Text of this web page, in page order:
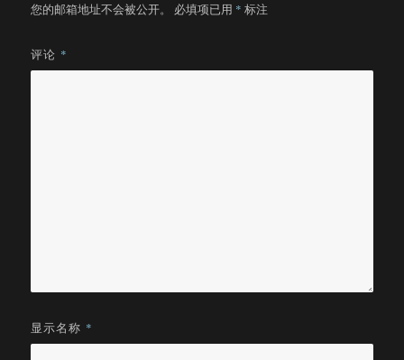
您的邮箱地址不会被公开。 必填项已用 * 标注
评论 *
显示名称 *